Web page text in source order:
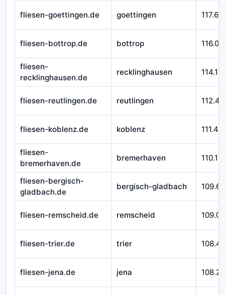
fliesen-goettingen.de goettingen
fliesen-bottrop.de bottrop
fliesen-
recklinghausen.de
recklinghausen
fliesen-reutlingen.de reutlingen
fliesen-koblenz.de koblenz
fliesen-
bremerhaven.de
bremerhaven
fliesen-bergisch-
gladbach.de
bergisch-gladbach
fliesen-remscheid.de remscheid
fliesen-trier.de trier
fliesen-jena.de jena